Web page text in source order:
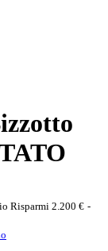
Risparmi 2.200 € -